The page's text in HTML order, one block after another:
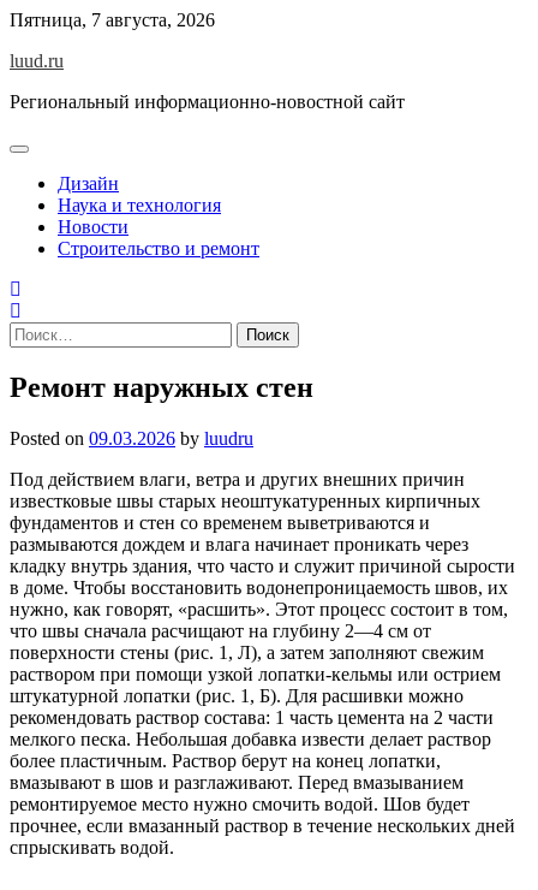
Skip
content
Пятница, 7 августа, 2026
luud.ru
Региональный информационно-новостной сайт
Дизайн
Наука и технология
Новости
Строительство и ремонт
Найти:
Ремонт наружных стен
Posted on 09.03.2026 by luudru
Под действием влаги, ветра и других внешних причин
известковые швы старых неоштукатуренных кирпичных
фундаментов и стен со временем выветриваются и
размываются дождем и влага начинает проникать через
кладку внутрь здания, что часто и служит причиной сырости
в доме. Чтобы восстановить водонепроницаемость швов, их
нужно, как говорят, «расшить». Этот процесс состоит в том,
что швы сначала расчищают на глубину 2—4 см от
поверхности стены (рис. 1, Л), а затем заполняют свежим
раствором при помощи узкой лопатки-кельмы или острием
штукатурной лопатки (рис. 1, Б). Для расшивки можно
рекомендовать раствор состава: 1 часть цемента на 2 части
мелкого песка. Небольшая добавка извести делает раствор
более пластичным. Раствор берут на конец лопатки,
вмазывают в шов и разглаживают. Перед вмазыванием
ремонтируемое место нужно смочить водой. Шов будет
прочнее, если вмазанный раствор в течение нескольких дней
спрыскивать водой.